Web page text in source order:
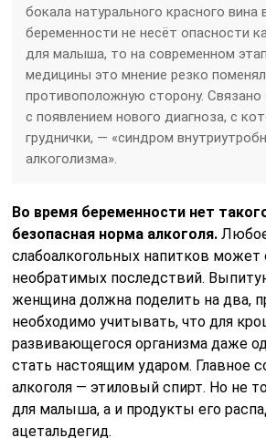
бокала натурального красного вина
беременности не несёт опасности
для малыша, то на современном
медицины это мнение резко
противоположную сторону. Связано
с появлением нового диагноза, с
груднички, — «синдром
алкоголизма».
Во время беременности нет
безопасная норма алкоголя.
слабоалкогольных напитков может
необратимых последствий.
женщина должна поделить на два,
необходимо учитывать, что для
развивающегося организма даже
стать настоящим ударом. Главное
алкоголя — этиловый спирт. Но не
для малыша, а и продукты его
ацетальдегид.